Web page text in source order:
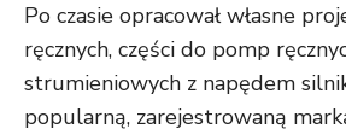
Po czasie opracował własne
ręcznych, części do pomp
strumieniowych z napędem
popularną, zarejestrowaną